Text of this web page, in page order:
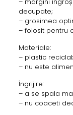
decupate;
– grosimea
– folosit pentru
Materiale:
– plastic
– nu este
Îngrijire:
– a se spala
– nu coaceti